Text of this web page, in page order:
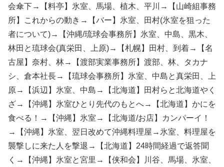
会傘下→【料亭】氷室、馬場、植木、平川→【山崎組事務
所】これからの動き→【バー】氷室、田村(氷室を狙った
者について)→【沖縄/琉球会事務所】氷室、中島、黒木、
林田と琉球会(真栄田、上原)→【札幌】田村、到着→【名
古屋】奈村、林→【渡部実業事務所】渡部、林、タカナ
シ、倉本社長→【琉球会事務所】氷室、中島と真栄田、上
原→【浜辺】氷室、中島→【北海道】田村らと北海道やく
ざ→【沖縄】氷室ひとり先代のもとへ→【北海道】かにを
食べる！→【沖縄】氷室→【北海道/お店】カンパーイ！
→【沖縄】氷室、翌日改めて沖縄料理屋→氷室、料理屋を
襲撃しに来た人を撃退→【北海道】24時間経過で返答聞
く→【沖縄】氷室と宮里→【侠和会】川谷、馬場、氷室、